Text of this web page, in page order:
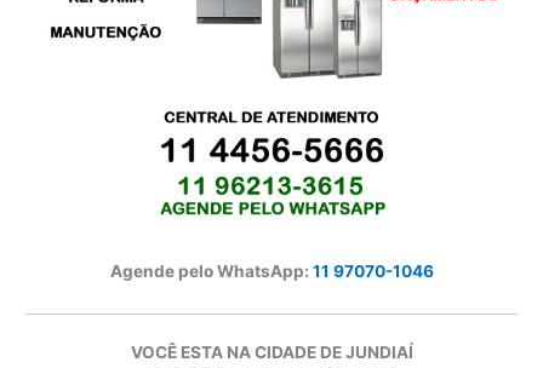
Agende pelo WhatsApp: 11 97070-1046
VOCÊ ESTA NA CIDADE DE JUNDIAÍ